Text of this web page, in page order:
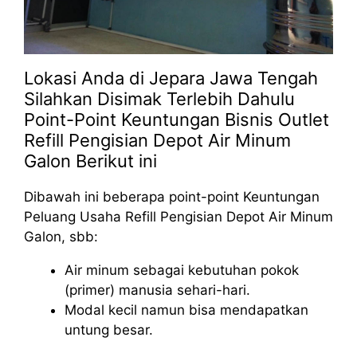
Lokasi Anda di Jepara Jawa Tengah
Silahkan Disimak Terlebih Dahulu
Point-Point Keuntungan Bisnis Outlet
Refill Pengisian Depot Air Minum
Galon Berikut ini
Dibawah ini beberapa point-point Keuntungan
Peluang Usaha Refill Pengisian Depot Air Minum
Galon, sbb:
Air minum sebagai kebutuhan pokok
(primer) manusia sehari-hari.
Modal kecil namun bisa mendapatkan
untung besar.